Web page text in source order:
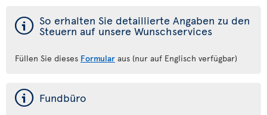
ý So erhalten Sie detaillierte Angaben zu den
Steuern auf unsere Wunschservices
Füllen Sie dieses Formular aus (nur auf Englisch verfügbar)
ý Fundbüro